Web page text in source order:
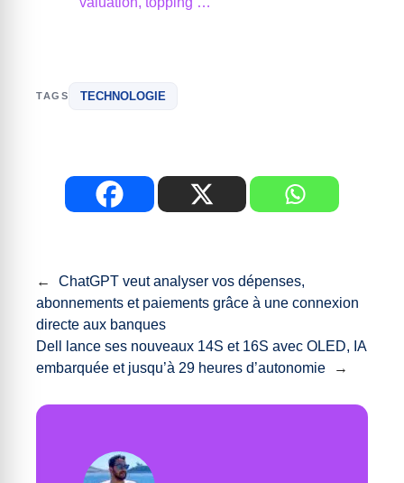
TAGS TECHNOLOGIE
←
ChatGPT veut analyser vos dépenses,
abonnements et paiements grâce à une connexion
directe aux banques
Dell lance ses nouveaux 14S et 16S avec OLED, IA
embarquée et jusqu’à 29 heures d’autonomie
→